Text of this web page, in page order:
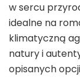
w sercu
idealne na
klimatyczną
natury i
opisanych